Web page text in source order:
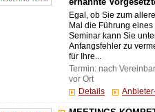
ernannte
Egal, ob Sie zum
Mal die Führung
Seminar kann Sie
Anfangsfehler zu
für Ihre...
Termin: nach
vor Ort
Details